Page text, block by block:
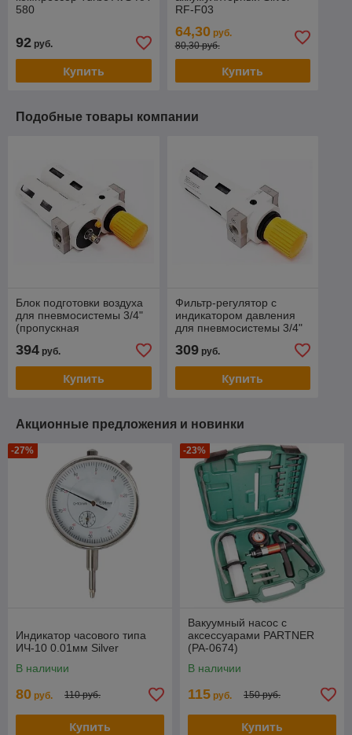
580
92 руб.
Купить
RF-F03
64,30руб.
80,30 руб.
Купить
Подобные товары компании
Блок подготовки воздуха
для пневмосистемы 3/4"
(пропускная
PARTNER (YQFC5010-06)
394 руб.
Купить
Фильтр-регулятор с
индикатором давления
для пневмосистемы 3/4"
способность:8500 л/мин)
PARTNER
309руб.
Купить
Акционные предложения и новинки
-27%
Индикатор часового типа
ИЧ-10 0.01мм Silver
В наличии
80 руб. 110 руб.
Купить
-23%
Вакуумный насос с
аксессуарами PARTNER
(PA-0674)
В наличии
115 руб. 150 руб.
Купить